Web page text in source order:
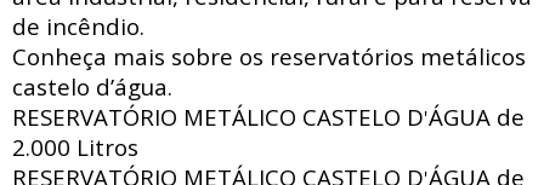
de incêndio.
Conheça mais sobre os reservatórios metálicos
castelo d’água.
RESERVATÓRIO METÁLICO CASTELO D'ÁGUA de
2.000 Litros
RESERVATÓRIO METÁLICO CASTELO D'ÁGUA de